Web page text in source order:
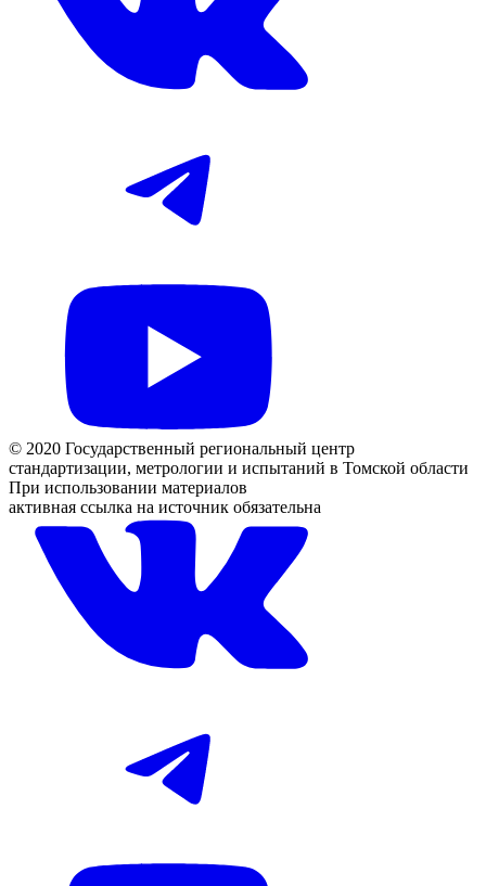
© 2020 Государственный региональный центр
стандартизации, метрологии и испытаний в Томской области
При использовании материалов
активная ссылка на источник обязательна